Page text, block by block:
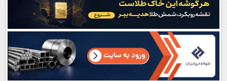
پیوند ها
سواد زندگی
اقتصاد